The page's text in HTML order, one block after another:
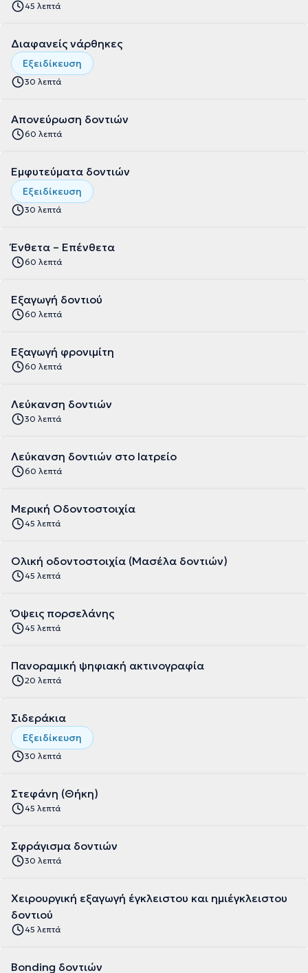
45 λεπτά
Διαφανείς νάρθηκες
Εξειδίκευση
30 λεπτά
Απονεύρωση δοντιών
60 λεπτά
Εμφυτεύματα δοντιών
Εξειδίκευση
30 λεπτά
Ένθετα – Επένθετα
60 λεπτά
Εξαγωγή δοντιού
60 λεπτά
Εξαγωγή φρονιμίτη
60 λεπτά
Λεύκανση δοντιών
30 λεπτά
Λεύκανση δοντιών στο Ιατρείο
60 λεπτά
Μερική Οδοντοστοιχία
45 λεπτά
Ολική οδοντοστοιχία (Μασέλα δοντιών)
45 λεπτά
Όψεις πορσελάνης
45 λεπτά
Πανοραμική ψηφιακή ακτινογραφία
20 λεπτά
Σιδεράκια
Εξειδίκευση
30 λεπτά
Στεφάνη (Θήκη)
45 λεπτά
Σφράγισμα δοντιών
30 λεπτά
Χειρουργική εξαγωγή έγκλειστου και ημιέγκλειστου
δοντιού
45 λεπτά
Bonding δοντιών